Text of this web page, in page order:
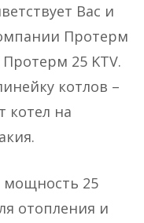
Вас и
Протерм
25 KTV.
котлов –
котел на
мощность 25
отопления и